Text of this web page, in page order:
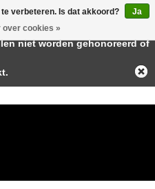
verbeteren. Is dat akkoord?
Ja
over cookies »
Deze winkel is in aanbouw.
niet worden gehonoreerd of